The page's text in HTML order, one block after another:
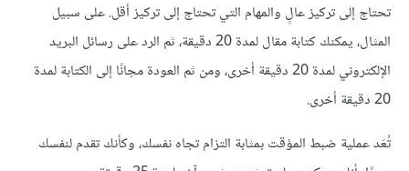
تحتاج إلى تركيز عالٍ والمهام التي تحتاج إلى تركيز أقل. على سبيل
المثال، يمكنك كتابة مقال لمدة 20 دقيقة، ثم الرد على رسائل البريد
الإلكتروني لمدة 20 دقيقة أخرى، ومن ثم العودة مجانًا إلى الكتابة لمدة
20 دقيقة أخرى.
تُعَد عملية ضبط المؤقت بمثابة التزام تجاه نفسك، وكأنك تقدم لنفسك